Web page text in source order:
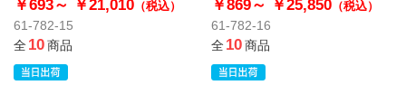
￥693～ ￥21,010 （税込）
61-782-15
全10商品
￥869～ ￥25,850（税込）
61-782-16
全10商品